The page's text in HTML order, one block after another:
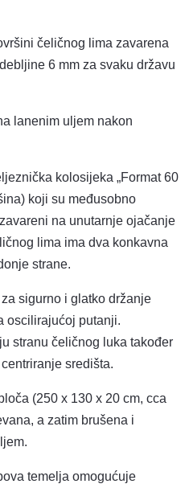
čeličnog lima zavarena
6 mm za svaku državu
lanenim uljem nakon
kolosijeka „Format 60
koji su međusobno
na unutarnje ojačanje
lima ima dva konkavna
strane.
sigurno i glatko držanje
oscilirajućoj putanji.
stranu čeličnog luka također
središta.
(250 x 130 x 20 cm, cca
a zatim brušena i
temelja omogućuje